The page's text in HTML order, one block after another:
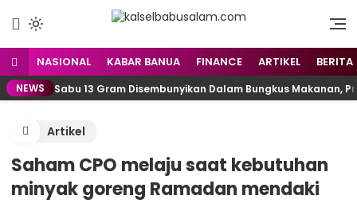
NASIONAL KABAR BANUA FINANCE ARTIKEL BERITA
NEWS Sabu 13 Gram Disembunyikan Dalam Bungkus Makanan,
Artikel
Saham CPO melaju saat kebutuhan
minyak goreng Ramadan mendaki